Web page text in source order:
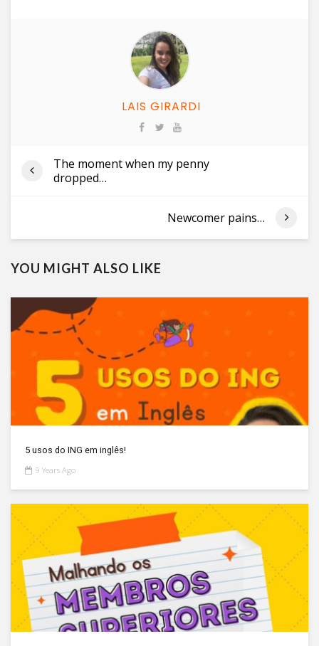
LAIS GIRARDI
The moment when my penny
dropped…
Newcomer pains…
YOU MIGHT ALSO LIKE
5 usos do ING em inglês!
9 Years Ago